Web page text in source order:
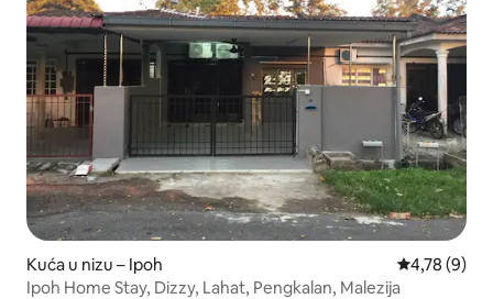
Kuća u nizu – Ipoh Prosječna
4,78 (9)
Ipoh Home Stay, Dizzy, Lahat, Pengkalan, Malezija